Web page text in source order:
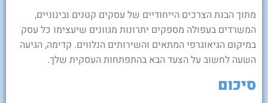
מתוך הבנת הצרכים הייחודיים של עסקים קטנים ובינוניים,
המשרדים בעפולה מספקים יתרונות מגוונים שיעצימו כל עסק
במיקום הגיאוגרפי המתאים והשירותים הנלווים. קדימה, הגיעה
השעה לחשוב על הצעד הבא בהתפתחות העסקית שלך.
סיכום